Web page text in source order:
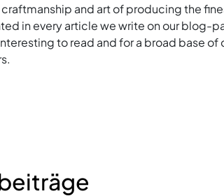
and art of producing the
in every article we write on our blog-
to read and for a broad base of